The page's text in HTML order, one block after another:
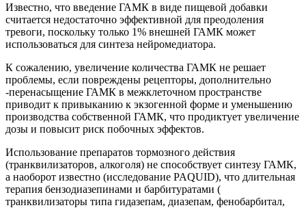
Известно, что введение ГАМК в виде пищевой добавки
считается недостаточно эффективной для преодоления
тревоги, поскольку только 1% внешней ГАМК может
использоваться для синтеза нейромедиатора.
К сожалению, увеличение количества ГАМК не решает
проблемы, если повреждены рецепторы, дополнительно
-перенасыщение ГАМК в межклеточном пространстве
приводит к привыканию к экзогенной форме и уменьшению
производства собственной ГАМК, что продиктует увеличение
дозы и повысит риск побочных эффектов.
Использование препаратов тормозного действия
(транквилизаторов, алкоголя) не способствует синтезу ГАМК,
а наоборот известно (исследование PAQUID), что длительная
терапия бензодиазепинами и барбитуратами (
транквилизаторы типа гидазепам, диазепам, фенобарбитал,